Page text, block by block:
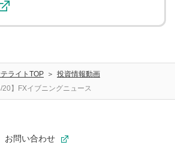
ライトTOP
投資情報動画
20】FXイブニングニュース
お問い合わせ